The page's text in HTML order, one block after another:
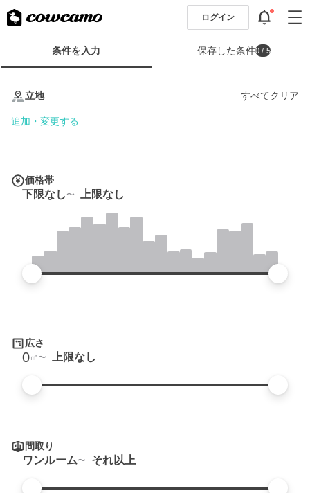
ログイン
条
条件を入力 保存した条件0 / 5
立地 すべてクリア
追加・変更する
価格帯
下限なし 上限なし
広さ
0㎡ 上限なし
間取り
ワンルーム それ以上